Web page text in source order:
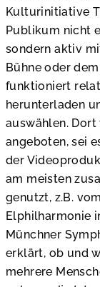
Kulturinitiative
Publikum nicht
sondern aktiv
Bühne oder
funktioniert
herunterladen
auswählen.
angeboten, sei
der
am meisten
genutzt, z.B.
Elphilharmonie
Münchner
erklärt, ob und
mehrere